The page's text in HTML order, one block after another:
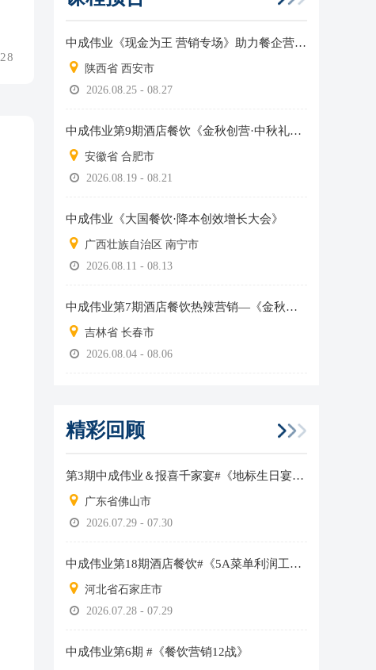
中成伟业《现金为王 营销专场》助力餐企营收增长！
陕西省 西安市
2026.08.25 - 08.27
中成伟业第9期酒店餐饮《金秋创营·中秋礼盒全员销售实战营》
安徽省 合肥市
2026.08.19 - 08.21
中成伟业《大国餐饮·降本创效增长大会》
广西壮族自治区 南宁市
2026.08.11 - 08.13
中成伟业第7期酒店餐饮热辣营销—《金秋创营·中秋礼盒全员销售实战营》
吉林省 长春市
2026.08.04 - 08.06
精彩回顾
第3期中成伟业＆报喜千家宴#《地标生日宴》实操班
广东省佛山市
2026.07.29 - 07.30
中成伟业第18期酒店餐饮#《5A菜单利润工程》总裁班
河北省石家庄市
2026.07.28 - 07.29
中成伟业第6期 #《餐饮营销12战》